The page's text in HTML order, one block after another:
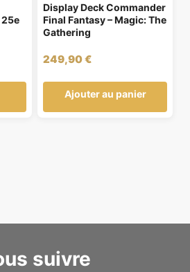
Display Deck Commander
Final Fantasy – Magic: The
Gathering
249,90€
Ajouter au panier
suivre